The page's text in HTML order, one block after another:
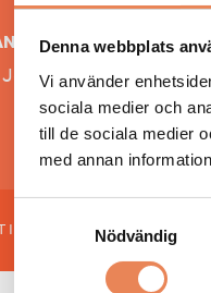
Denna webbplats
Vi använder
sociala medier och
till de sociala medier
med annan
Nödvändig
UTGIVARE
Jonas Siljhammar
TOPPEN OM